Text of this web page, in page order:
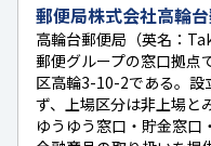
郵便局株式会社高輪
高輪台郵便局（英名：
郵便グループの窓口拠点
区高輪3-10-2である。設
ず、上場区分は非上場と
ゆうゆう窓口・貯金窓口